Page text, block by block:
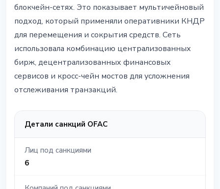
блокчейн-сетях. Это показывает мультичейновый
подход, который применяли оперативники КНДР
для перемещения и сокрытия средств. Сеть
использовала комбинацию централизованных
бирж, децентрализованных финансовых
сервисов и кросс-чейн мостов для усложнения
отслеживания транзакций.
Детали санкций OFAC
Лиц под санкциями
6